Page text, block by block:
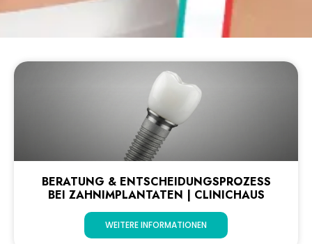
BERATUNG & ENTSCHEIDUNGSPROZESS
BEI ZAHNIMPLANTATEN | CLINICHAUS
WEITERE INFORMATIONEN